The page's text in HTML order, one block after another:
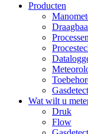
Producten
Wat wilt u
Druk
Flow